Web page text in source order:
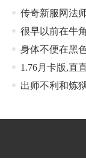
传奇新服网法
很早以前在牛
身体不便在黑
1.76月卡版,直
出师不利和炼